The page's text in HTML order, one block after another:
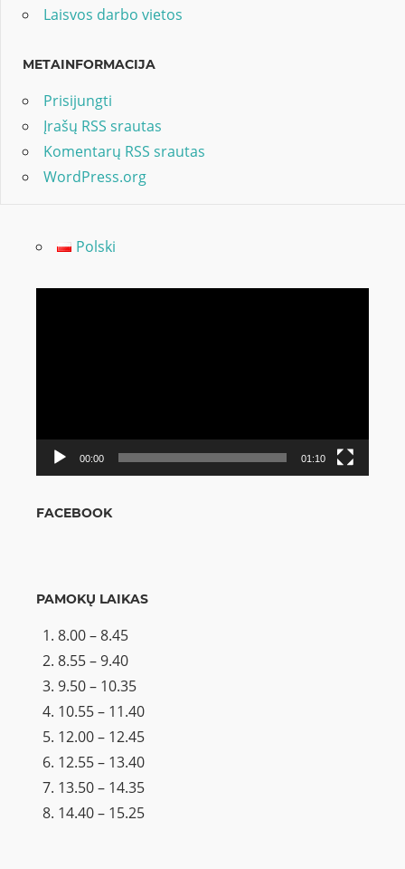
Laisvos darbo vietos
METAINFORMACIJA
Prisijungti
Įrašų RSS srautas
Komentarų RSS srautas
WordPress.org
Polski
00:00 01:10
FACEBOOK
PAMOKŲ LAIKAS
8.00 – 8.45
8.55 – 9.40
9.50 – 10.35
10.55 – 11.40
12.00 – 12.45
12.55 – 13.40
13.50 – 14.35
14.40 – 15.25